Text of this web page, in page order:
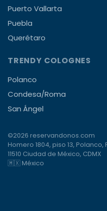
Puerto Vallarta
Puebla
Querétaro
TRENDY COLOGNES
Polanco
Condesa/Roma
San Ángel
©2026 reservandonos.com
Homero 1804, piso 13,
11510 Ciudad de México, CDMX
🇲🇽 México